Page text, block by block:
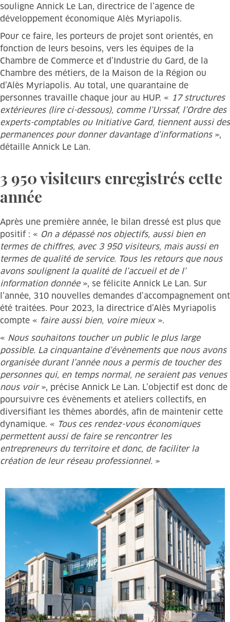
souligne Annick Le Lan, directrice de l’agence de
développement économique Alès Myriapolis.
Pour ce faire, les porteurs de projet sont orientés, en
fonction de leurs besoins, vers les équipes de la
Chambre de Commerce et d’Industrie du Gard, de la
Chambre des métiers, de la Maison de la Région ou
d’Alès Myriapolis. Au total, une quarantaine de
personnes travaille chaque jour au HUP. « 17 structures
extérieures (lire ci-dessous), comme l’Urssaf, l’Ordre des
experts-comptables ou Initiative Gard, tiennent aussi des
permanences pour donner davantage d’informations»,
détaille Annick Le Lan.
3 950 visiteurs enregistrés cette
année
Après une première année, le bilan dressé est plus que
positif : « On a dépassé nos objectifs, aussi bien en
termes de chiffres, avec 3 950 visiteurs, mais aussi en
termes de qualité de service. Tous les retours que nous
avons soulignent la qualité de l’accueil et de l’
information donnée», se félicite Annick Le Lan. Sur
l’année, 310 nouvelles demandes d’accompagnement ont
été traitées. Pour 2023, la directrice d’Alès Myriapolis
compte « faire aussi bien, voire mieux».
« Nous souhaitons toucher un public le plus large
possible. La cinquantaine d’évènements que nous avons
organisée durant l’année nous a permis de toucher des
personnes qui, en temps normal, ne seraient pas venues
nous voir», précise Annick Le Lan. L’objectif est donc de
poursuivre ces évènements et ateliers collectifs, en
diversifiant les thèmes abordés, afin de maintenir cette
dynamique. « Tous ces rendez-vous économiques
permettent aussi de faire se rencontrer les
entrepreneurs du territoire et donc, de faciliter la
création de leur réseau professionnel. »